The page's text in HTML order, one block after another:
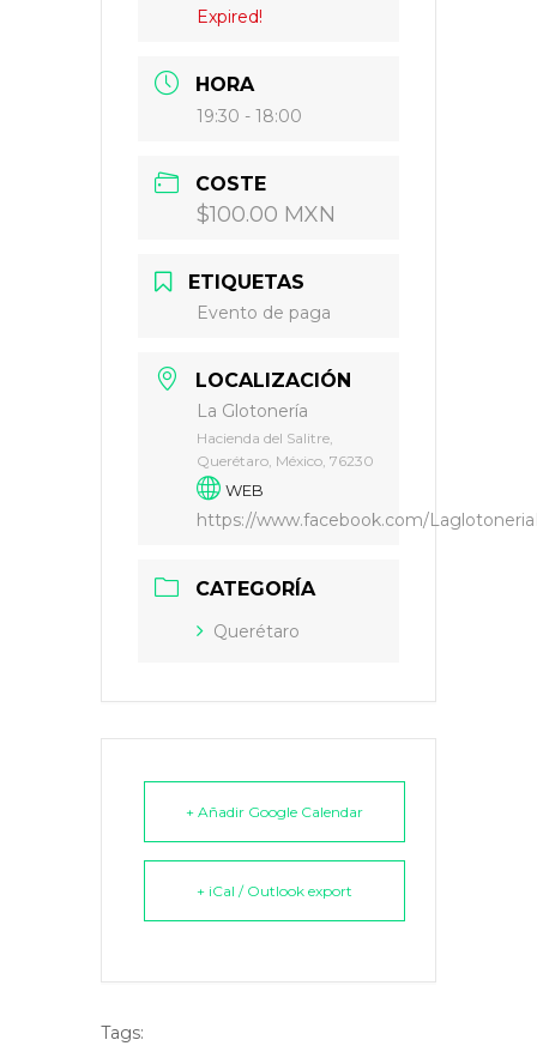
Expired!
HORA
19:30 - 18:00
COSTE
$100.00 MXN
ETIQUETAS
Evento de paga
LOCALIZACIÓN
La Glotonería
Hacienda del Salitre,
Querétaro, México, 76230
WEB
https://www.facebook.com/
CATEGORÍA
Querétaro
+ Añadir Google Calendar
+ iCal / Outlook export
Tags: